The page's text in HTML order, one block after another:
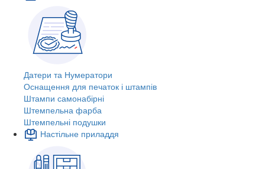
Датери та Нумератори
Оснащення для печаток і штампів
Штампи самонабірні
Штемпельна фарба
Штемпельні подушки
Настільне приладдя